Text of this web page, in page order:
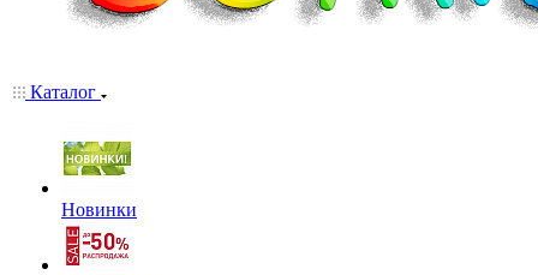
Каталог
Новинки